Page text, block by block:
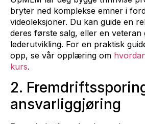
bryter ned komplekse emner i
videoleksjoner. Du kan guide en
deres første salg, eller en veteran
lederutvikling. For en praktisk
opp, se vår opplæring om
kurs.
2.
ansvarliggjøring